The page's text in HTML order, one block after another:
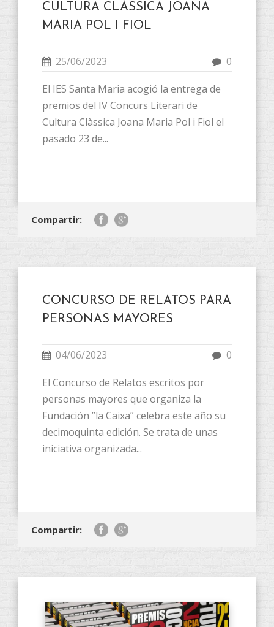
CULTURA CLÀSSICA JOANA
MARIA POL I FIOL
25/06/2023 0
El IES Santa Maria acogió la entrega de
premios del IV Concurs Literari de
Cultura Clàssica Joana Maria Pol i Fiol el
pasado 23 de...
Compartir:
CONCURSO DE RELATOS PARA
PERSONAS MAYORES
04/06/2023 0
El Concurso de Relatos escritos por
personas mayores que organiza la
Fundación ”la Caixa” celebra este año su
decimoquinta edición. Se trata de unas
iniciativa organizada...
Compartir: